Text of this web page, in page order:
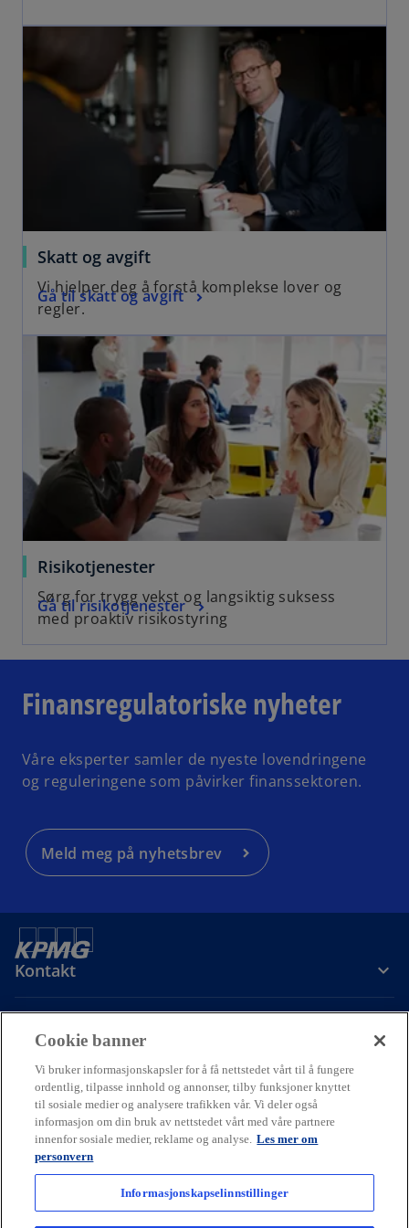
Skatt og avgift
Vi hjelper deg å forstå komplekse lover og
regler.
Gå til skatt og avgift
Risikotjenester
Sørg for trygg vekst og langsiktig suksess
med proaktiv risikostyring
Gå til risikotjenester
Finansregulatoriske nyheter
Våre eksperter samler de nyeste lovendringene
og reguleringene som påvirker finanssektoren.
Meld meg på nyhetsbrev
Kontakt
Om oss
Karriere
o
p
e
n
s
o
p
e
n
s
o
p
e
n
s
© 2026 KPMG AS and KPMG Law Advokatfirma AS, Norwegian limited
liability companies and a member firm of the KPMG global
Cookie banner
Vi bruker informasjonskapsler for å få nettstedet vårt til å fungere
ordentlig, tilpasse innhold og annonser, tilby funksjoner knyttet
til sosiale medier og analysere trafikken vår. Vi deler også
informasjon om din bruk av nettstedet vårt med våre partnere
innenfor sosiale medier, reklame og analyse. Les mer om
personvern
Informasjonskapselinnstillinger